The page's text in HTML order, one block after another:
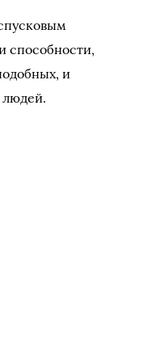
способности,
и
людей.